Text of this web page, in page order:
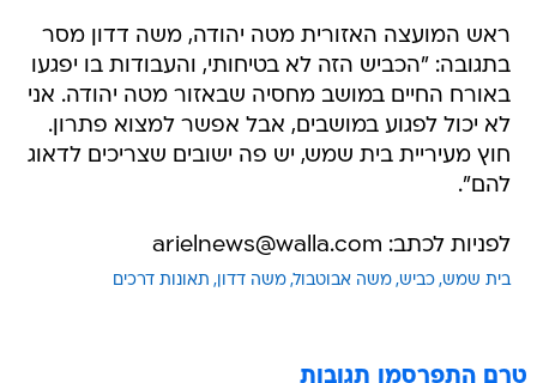
ראש המועצה האזורית מטה יהודה, משה דדון מסר
בתגובה: "הכביש הזה לא בטיחותי, והעבודות בו יפגעו
באורח החיים במושב מחסיה שבאזור מטה יהודה. אני
לא יכול לפגוע במושבים, אבל אפשר למצוא פתרון.
חוץ מעיריית בית שמש, יש פה ישובים שצריכים לדאוג
להם".
לפניות לכתב: arielnews@walla.com
בית שמש כביש משה אבוטבול משה דדון תאונות דרכים
טרם התפרסמו תגובות